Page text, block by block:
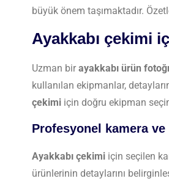
büyük önem taşımaktadır.
Ayakkabı çekimi
Uzman bir ayakkabı ürün
kullanılan ekipmanlar,
çekimi için doğru ekipman
Profesyonel kamera
Ayakkabı çekimi için seçilen
ürünlerinin detaylarını